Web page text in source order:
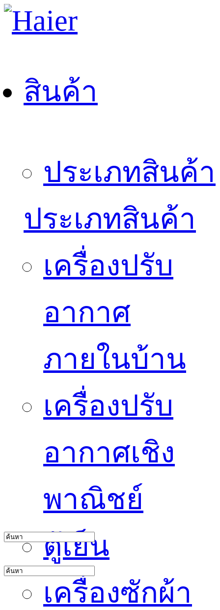
สินค้า
ประเภทสินค้า
ประเภทสินค้า
เครื่องปรับ
อากาศ
ภายในบ้าน
เครื่องปรับ
อากาศเชิง
พาณิชย์
ตู้เย็น
เครื่องซักผ้า